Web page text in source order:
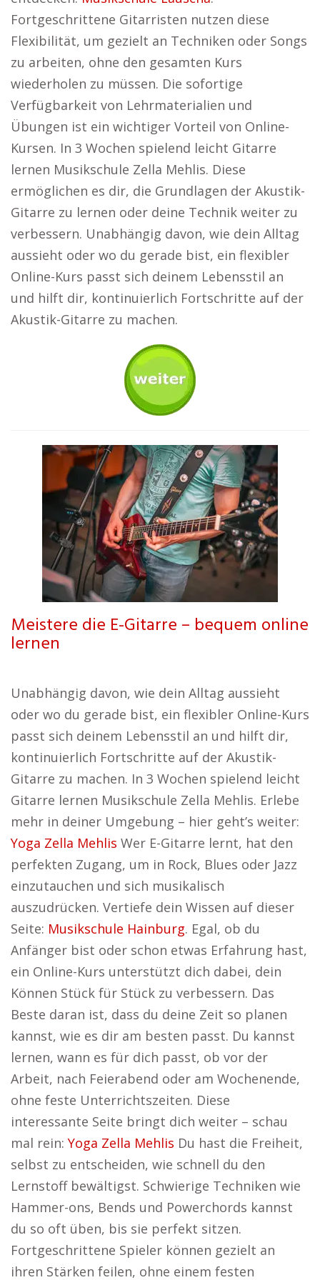
Fortgeschrittene Gitarristen nutzen diese
Flexibilität, um gezielt an Techniken oder Songs
zu arbeiten, ohne den gesamten Kurs
wiederholen zu müssen. Die sofortige
Verfügbarkeit von Lehrmaterialien und
Übungen ist ein wichtiger Vorteil von Online-
Kursen. In 3 Wochen spielend leicht Gitarre
lernen Musikschule Zella Mehlis. Diese
ermöglichen es dir, die Grundlagen der Akustik-
Gitarre zu lernen oder deine Technik weiter zu
verbessern. Unabhängig davon, wie dein Alltag
aussieht oder wo du gerade bist, ein flexibler
Online-Kurs passt sich deinem Lebensstil an
und hilft dir, kontinuierlich Fortschritte auf der
Akustik-Gitarre zu machen.
Meistere die E-Gitarre – bequem online
lernen
Unabhängig davon, wie dein Alltag aussieht
oder wo du gerade bist, ein flexibler Online-Kurs
passt sich deinem Lebensstil an und hilft dir,
kontinuierlich Fortschritte auf der Akustik-
Gitarre zu machen. In 3 Wochen spielend leicht
Gitarre lernen Musikschule Zella Mehlis. Erlebe
mehr in deiner Umgebung – hier geht’s weiter:
Yoga Zella Mehlis Wer E-Gitarre lernt, hat den
perfekten Zugang, um in Rock, Blues oder Jazz
einzutauchen und sich musikalisch
auszudrücken. Vertiefe dein Wissen auf dieser
Seite: Musikschule Hainburg. Egal, ob du
Anfänger bist oder schon etwas Erfahrung hast,
ein Online-Kurs unterstützt dich dabei, dein
Können Stück für Stück zu verbessern. Das
Beste daran ist, dass du deine Zeit so planen
kannst, wie es dir am besten passt. Du kannst
lernen, wann es für dich passt, ob vor der
Arbeit, nach Feierabend oder am Wochenende,
ohne feste Unterrichtszeiten. Diese
interessante Seite bringt dich weiter – schau
mal rein: Yoga Zella Mehlis Du hast die Freiheit,
selbst zu entscheiden, wie schnell du den
Lernstoff bewältigst. Schwierige Techniken wie
Hammer-ons, Bends und Powerchords kannst
du so oft üben, bis sie perfekt sitzen.
Fortgeschrittene Spieler können gezielt an
ihren Stärken feilen, ohne einem festen